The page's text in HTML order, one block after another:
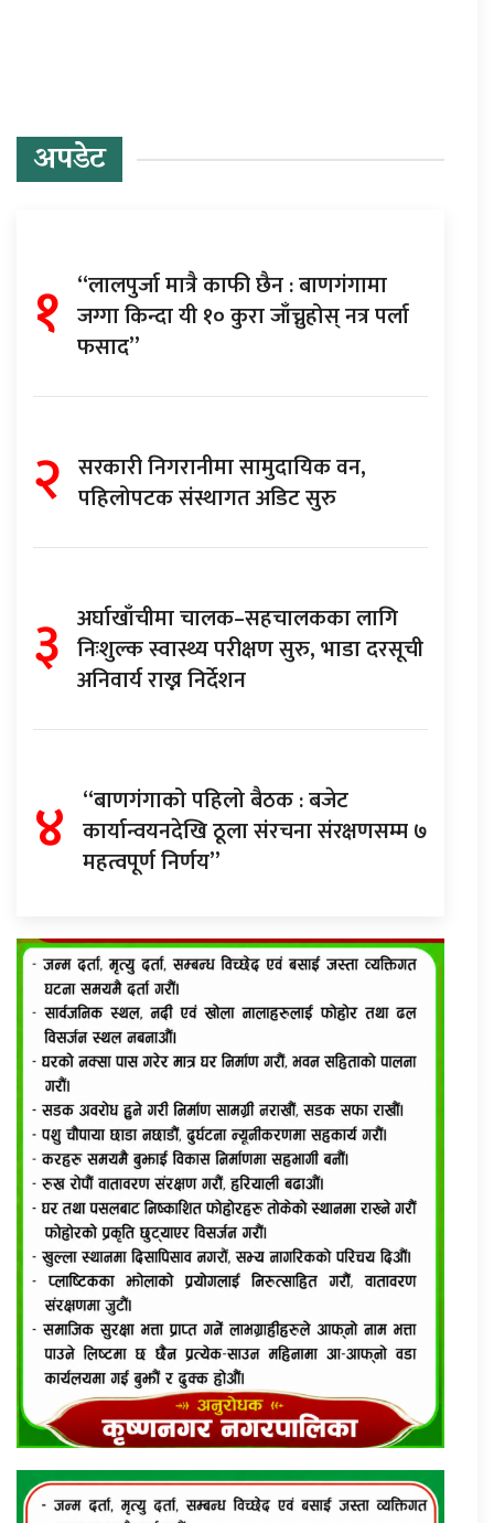
अपडेट
१ “लालपुर्जा मात्रै काफी छैन : बाणगंगामा
जग्गा किन्दा यी १० कुरा जाँच्नुहोस् नत्र पर्ला
फसाद”
२ सरकारी निगरानीमा सामुदायिक वन,
पहिलोपटक संस्थागत अडिट सुरु
३ अर्घाखाँचीमा चालक–सहचालकका लागि
निःशुल्क स्वास्थ्य परीक्षण सुरु, भाडा दरसूची
अनिवार्य राख्न निर्देशन
४ “बाणगंगाको पहिलो बैठक : बजेट
कार्यान्वयनदेखि ठूला संरचना संरक्षणसम्म ७
महत्वपूर्ण निर्णय”